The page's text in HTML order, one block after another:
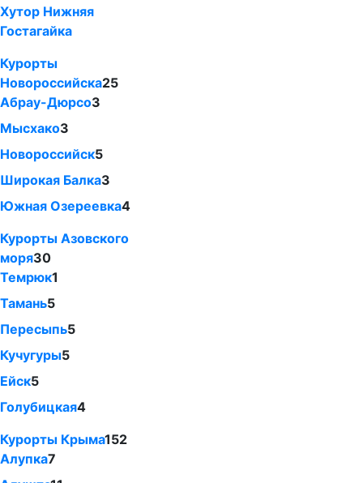
Хутор Нижняя
Гостагайка
Курорты
Новороссийска25
Абрау-Дюрсо3
Мысхако3
Новороссийск5
Широкая Балка3
Южная Озереевка4
Курорты Азовского
моря30
Темрюк1
Тамань5
Пересыпь5
Кучугуры5
Ейск5
Голубицкая4
Курорты Крыма152
Алупка7